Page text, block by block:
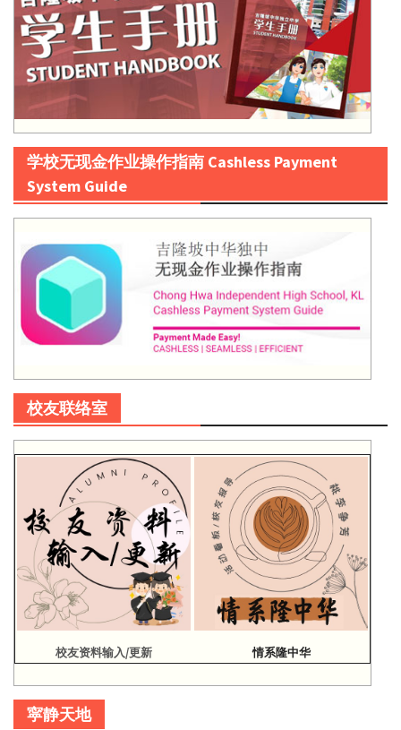
学校无现金作业操作指南 Cashless Payment
System Guide
校友联络室
校友资料输入/更新 情系隆中华
寜静天地